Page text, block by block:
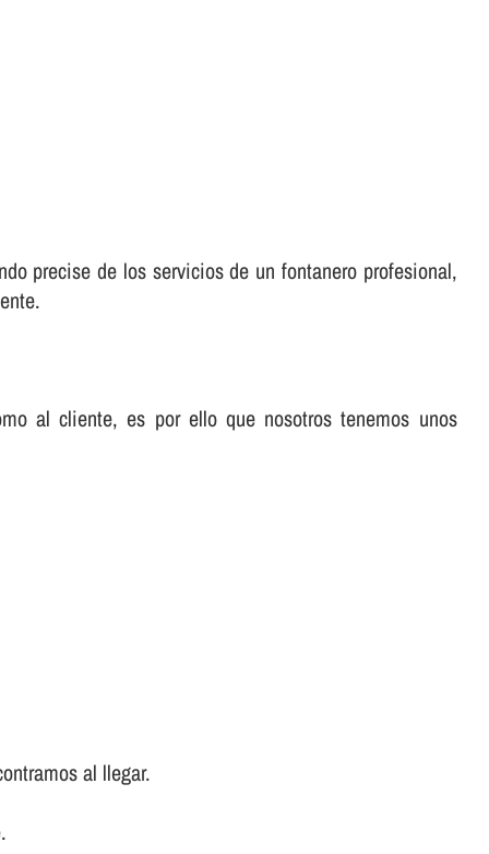
precise de los servicios de un fontanero profesional,
al cliente, es por ello que nosotros tenemos unos
al llegar.